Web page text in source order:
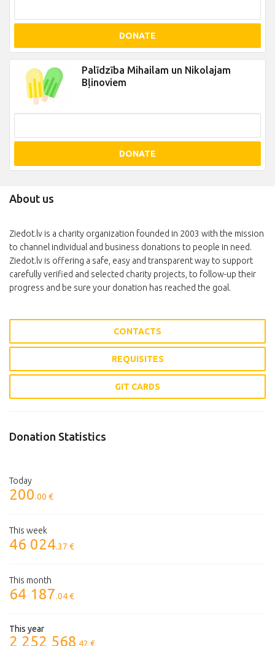
DONATE
Palīdzība Mihailam un Nikolajam
Bļinoviem
DONATE
About us
Ziedot.lv is a charity organization founded in 2003 with the mission
to channel individual and business donations to people in need.
Ziedot.lv is offering a safe, easy and transparent way to support
carefully verified and selected charity projects, to follow-up their
progress and be sure your donation has reached the goal.
CONTACTS
REQUISITES
GIT CARDS
Donation Statistics
Today
200.00 €
This week
46 024.37 €
This month
64 187.04 €
This year
2 252 568.42 €